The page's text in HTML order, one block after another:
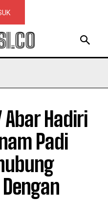
Abar Hadiri
Padi